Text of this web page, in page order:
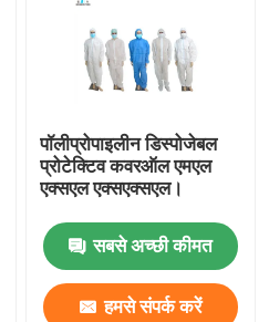
पॉलीप्रोपाइलीन डिस्पोजेबल
प्रोटेक्टिव कवरऑल एमएल
एक्सएल एक्सएक्सएल।
सबसे अच्छी कीमत
हमसे संपर्क करें